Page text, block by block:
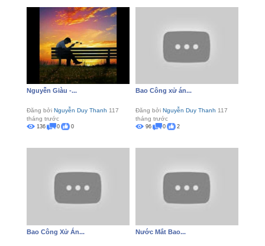
Nguyễn Giàu -...
Đăng bởi Nguyễn Duy Thanh 117
tháng trước
136 0 0
Bao Công xử án...
Đăng bởi Nguyễn Duy Thanh 117
tháng trước
96 0 2
Bao Công Xử Án... Nước Mắt Bao...